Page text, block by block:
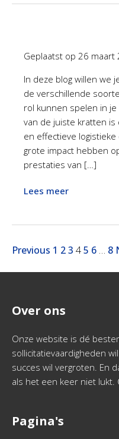
Geplaatst op 26 maart
In deze blog willen we
de verschillende
rol kunnen spelen in
van de juiste kratten
en effectieve
grote impact hebben
prestaties van […]
Lees meer
Previous 1 23 45 6 … 8
Over ons
Onze website is dé
sollicitatievaardigheden
succes wil vergroten. En
als het een keer niet lukt.
Pagina's